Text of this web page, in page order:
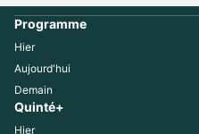
Programme
Hier
Aujourd'hui
Demain
Quinté+
Hier